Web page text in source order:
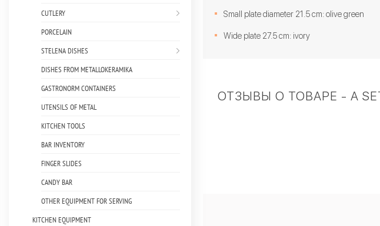
CUTLERY
PORCELAIN
STELENA DISHES
DISHES FROM METALLOKERAMIKA
GASTRONORM CONTAINERS
UTENSILS OF METAL
KITCHEN TOOLS
BAR INVENTORY
FINGER SLIDES
CANDY BAR
OTHER EQUIPMENT FOR SERVING
KITCHEN EQUIPMENT
Small plate diameter 21.5 cm: olive green
Wide plate 27.5 cm: ivory
ОТЗЫВЫ О ТОВАРЕ - A SET